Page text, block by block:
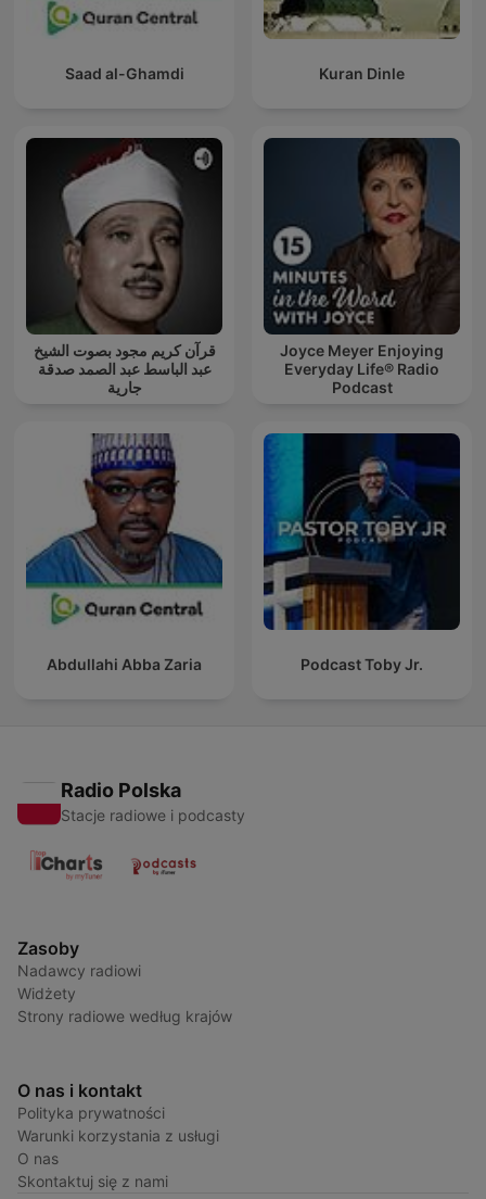
Saad al-Ghamdi Kuran Dinle
قرآن كريم مجود بصوت الشيخ
عبد الباسط عبد الصمد صدقة
جارية
Joyce Meyer Enjoying
Everyday Life® Radio
Podcast
Abdullahi Abba Zaria Podcast Toby Jr.
Radio Polska
Stacje radiowe i podcasty
Zasoby
Nadawcy radiowi
Widżety
Strony radiowe według krajów
O nas i kontakt
Polityka prywatności
Warunki korzystania z usługi
O nas
Skontaktuj się z nami